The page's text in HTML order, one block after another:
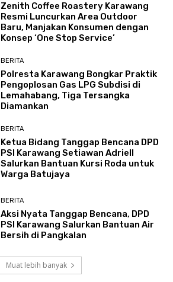
Zenith Coffee Roastery Karawang
Resmi Luncurkan Area Outdoor
Baru, Manjakan Konsumen dengan
Konsep ‘One Stop Service’
BERITA
Polresta Karawang Bongkar Praktik
Pengoplosan Gas LPG Subdisi di
Lemahabang, Tiga Tersangka
Diamankan
BERITA
Ketua Bidang Tanggap Bencana DPD
PSI Karawang Setiawan Adriell
Salurkan Bantuan Kursi Roda untuk
Warga Batujaya
BERITA
Aksi Nyata Tanggap Bencana, DPD
PSI Karawang Salurkan Bantuan Air
Bersih di Pangkalan
Muat lebih banyak